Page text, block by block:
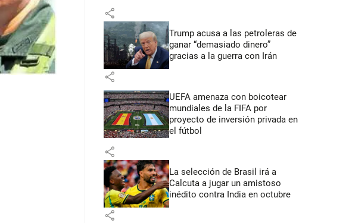
share
Trump acusa a las petroleras de
ganar “demasiado dinero”
gracias a la guerra con Irán
share
UEFA amenaza con boicotear
mundiales de la FIFA por
proyecto de inversión privada en
el fútbol
share
La selección de Brasil irá a
Calcuta a jugar un amistoso
inédito contra India en octubre
share